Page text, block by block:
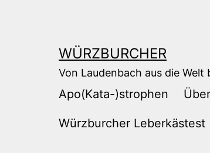
WÜRZBURCHER
Von Laudenbach aus die Welt
Apo(Kata-)strophen
Würzburcher Leberkästest